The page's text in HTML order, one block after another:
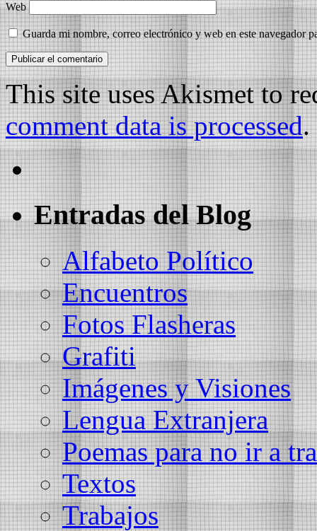
Web
Guarda mi nombre, correo electrónico y web en este navegador
This site uses Akismet to
comment data is processed.
Entradas del Blog
Alfabeto Político
Encuentros
Fotos Flasheras
Grafiti
Imágenes y Visiones
Lengua Extranjera
Poemas para no ir a
Textos
Trabajos